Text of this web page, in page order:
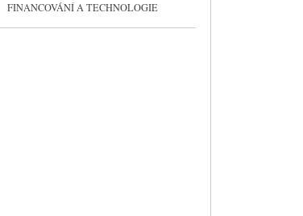
FINANCOVÁNÍ A TECHNOLOGIE